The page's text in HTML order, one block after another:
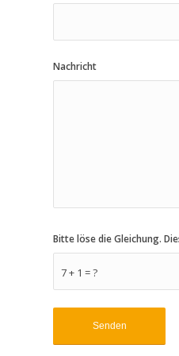
Nachricht
7 + 1 = ?
Bitte löse die Gleichung.